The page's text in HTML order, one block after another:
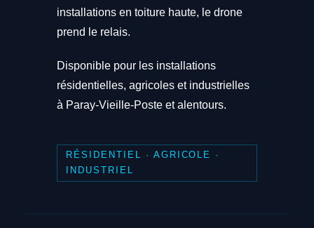
installations en toiture haute, le drone
prend le relais.
Disponible pour les installations
résidentielles, agricoles et industrielles
à Paray-Vieille-Poste et alentours.
RÉSIDENTIEL · AGRICOLE ·
INDUSTRIEL